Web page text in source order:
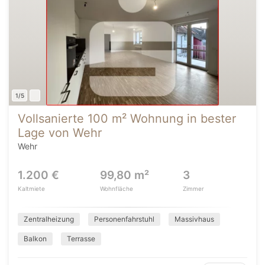
1/5
Vollsanierte 100 m² Wohnung in bester
Lage von Wehr
Wehr
1.200 €
Kaltmiete
99,80 m²
Wohnfläche
3
Zimmer
Zentralheizung Personenfahrstuhl Massivhaus
Balkon Terrasse